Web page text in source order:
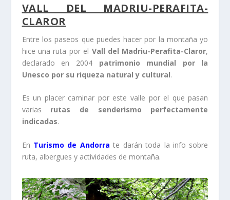
VALL DEL MADRIU-PERAFITA-
CLAROR
Entre los paseos que puedes hacer por la montaña yo
hice una ruta por el Vall del Madriu-Perafita-Claror,
declarado en 2004 patrimonio mundial por la
Unesco por su riqueza natural y cultural.
Es un placer caminar por este valle por el que pasan
varias rutas de senderismo perfectamente
indicadas.
En Turismo de Andorra te darán toda la info sobre
ruta, albergues y actividades de montaña.